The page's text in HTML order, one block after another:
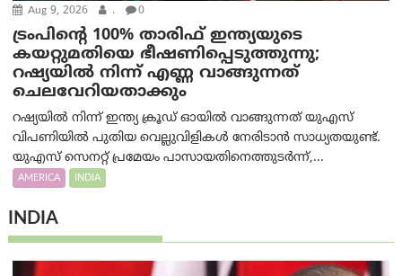
Aug 9, 2026 . 0
ട്രം‌പിന്റെ 100% താരിഫ് ഇന്ത്യയുടെ
കയറ്റുമതിയെ ഭീഷണിപ്പെടുത്തുന്നു;
റഷ്യയിൽ നിന്ന് എണ്ണ വാങ്ങുന്നത്
ചെലവേറിയതാക്കും
റഷ്യയിൽ നിന്ന് ഇന്ത്യ ക്രൂഡ് ഓയിൽ വാങ്ങുന്നത് യുഎസ്
വിപണിയിൽ പുതിയ വെല്ലുവിളികൾ നേരിടാൻ സാധ്യതയുണ്ട്.
യുഎസ് സെനറ്റ് പ്രമേയം പാസായതിനെത്തുടർന്ന്,...
AMERICA INDIA
INDIA